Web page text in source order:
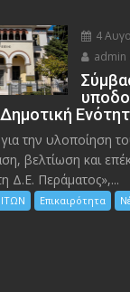
4
admin
την υλοποίηση
βελτίωση και
Δ.Ε. Περάματος»,...
Επικαιρότητα